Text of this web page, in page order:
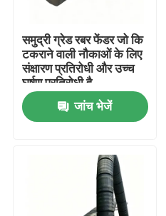
समुद्री ग्रेड रबर फेंडर जो कि
टकराने वाली नौकाओं के लिए
संक्षारण प्रतिरोधी और उच्च
घर्षण प्रतिरोधी है
जांच भेजें